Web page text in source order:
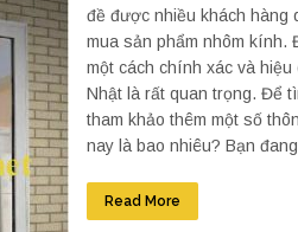
đề được nhiều khách hàng
mua sản phẩm nhôm kính.
một cách chính xác và
Nhật là rất quan trọng. Để
tham khảo thêm một số
nay là bao nhiêu? Bạn
Read More